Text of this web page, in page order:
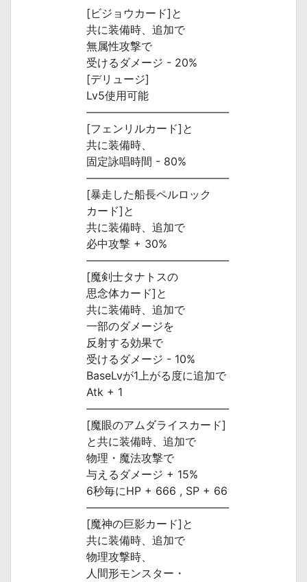
[ビジョウカード]と
共に装備時、追加で
無属性攻撃で
受けるダメージ - 20%
[デリュージ]
Lv5使用可能
―――――――――――――
[フェンリルカード]と
共に装備時、
固定詠唱時間 - 80%
―――――――――――――
[暴走した船長ペルロック
カード]と
共に装備時、追加で
必中攻撃 + 30%
―――――――――――――
[魔剣士タナトスの
思念体カード]と
共に装備時、追加で
一部のダメージを
反射する効果で
受けるダメージ - 10%
BaseLvが1上がる度に追加で
Atk + 1
―――――――――――――
[魔眼のアムダライスカード]
と共に装備時、追加で
物理・魔法攻撃で
与えるダメージ + 15%
6秒毎にHP + 666 , SP + 66
―――――――――――――
[魔神の巨影カード]と
共に装備時、追加で
物理攻撃時、
人間形モンスター・